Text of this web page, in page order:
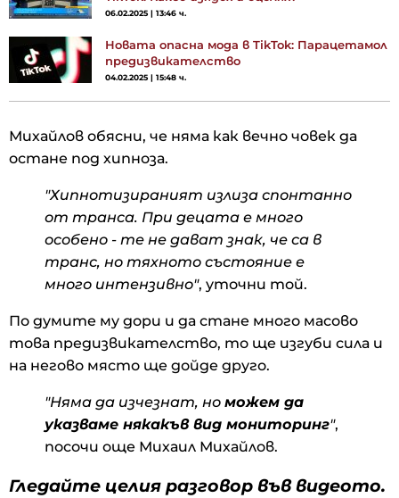
06.02.2025 | 13:46 ч.
Новата опасна мода в TikTok: Парацетамол
предизвикателство
04.02.2025 | 15:48 ч.
Михайлов обясни, че няма как вечно човек да
остане под хипноза.
"Хипнотизираният излиза спонтанно
от транса. При децата е много
особено - те не дават знак, че са в
транс, но тяхното състояние е
много интензивно", уточни той.
По думите му дори и да стане много масово
това предизвикателство, то ще изгуби сила и
на негово място ще дойде друго.
"Няма да изчезнат, но можем да
указваме някакъв вид мониторинг",
посочи още Михаил Михайлов.
Гледайте целия разговор във видеото.